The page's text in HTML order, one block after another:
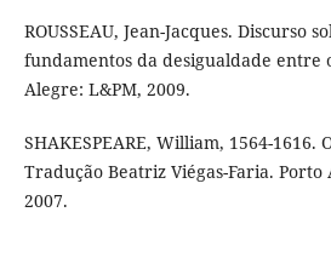
ROUSSEAU, Jean-Jacques. Discurso
fundamentos da desigualdade entre
Alegre: L&PM, 2009.
SHAKESPEARE, William, 1564-1616.
Tradução Beatriz Viégas-Faria. Porto
2007.